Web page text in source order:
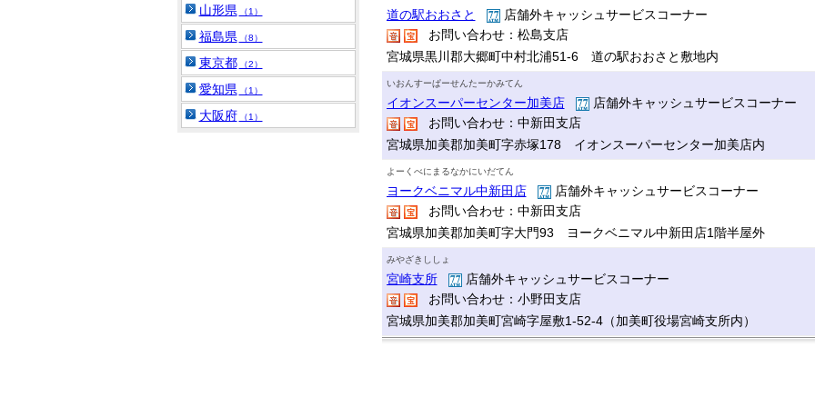
道の駅おおさと
店舗外キャッシュサービスコーナー
お問い合わせ：松島支店
宮城県黒川郡大郷町中村北浦51-6 道の駅おおさと敷地内
いおんすーぱーせんたーかみてん
イオンスーパーセンター加美店
店舗外キャッシュサービスコーナー
お問い合わせ：中新田支店
宮城県加美郡加美町字赤塚178 イオンスーパーセンター加美店内
よーくべにまるなかにいだてん
ヨークベニマル中新田店
店舗外キャッシュサービスコーナー
お問い合わせ：中新田支店
宮城県加美郡加美町字大門93 ヨークベニマル中新田店1階半屋外
みやざきししょ
宮崎支所
店舗外キャッシュサービスコーナー
お問い合わせ：小野田支店
宮城県加美郡加美町宮崎字屋敷1-52-4（加美町役場宮崎支所内）
山形県 （1）
福島県 （8）
東京都 （2）
愛知県 （1）
大阪府 （1）